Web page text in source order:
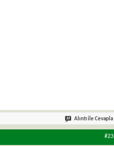
Alıntı ile Cevapla
#23